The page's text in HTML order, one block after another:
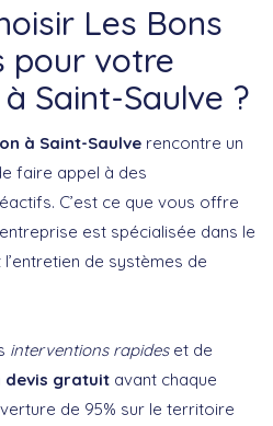
Les Bons
pour votre
Saint-Saulve ?
à Saint-Saulve rencontre un
faire appel à des
C’est ce que vous offre
est spécialisée dans le
de systèmes de
interventions rapideset de
devis gratuit avant chaque
de 95% sur le territoire